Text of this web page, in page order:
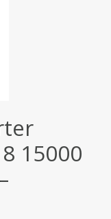
15000